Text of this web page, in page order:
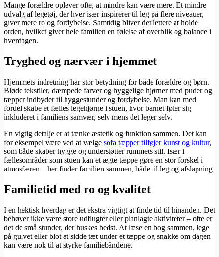
Mange forældre oplever ofte, at mindre kan være mere. Et mindre
udvalg af legetøj, der hver især inspirerer til leg på flere niveauer,
giver mere ro og fordybelse. Samtidig bliver det lettere at holde
orden, hvilket giver hele familien en følelse af overblik og balance i
hverdagen.
Tryghed og nærvær i hjemmet
Hjemmets indretning har stor betydning for både forældre og børn.
Bløde tekstiler, dæmpede farver og hyggelige hjørner med puder og
tæpper indbyder til hyggestunder og fordybelse. Man kan med
fordel skabe et fælles legehjørne i stuen, hvor barnet føler sig
inkluderet i familiens samvær, selv mens det leger selv.
En vigtig detalje er at tænke æstetik og funktion sammen. Det kan
for eksempel være ved at vælge sofa tæpper tilføjer kunst og kultur,
som både skaber hygge og understøtter rummets stil. Især i
fællesområder som stuen kan et ægte tæppe gøre en stor forskel i
atmosfæren – her finder familien sammen, både til leg og afslapning.
Familietid med ro og kvalitet
I en hektisk hverdag er det ekstra vigtigt at finde tid til hinanden. Det
behøver ikke være store udflugter eller planlagte aktiviteter – ofte er
det de små stunder, der huskes bedst. At læse en bog sammen, lege
på gulvet eller blot at sidde tæt under et tæppe og snakke om dagen
kan være nok til at styrke familiebåndene.